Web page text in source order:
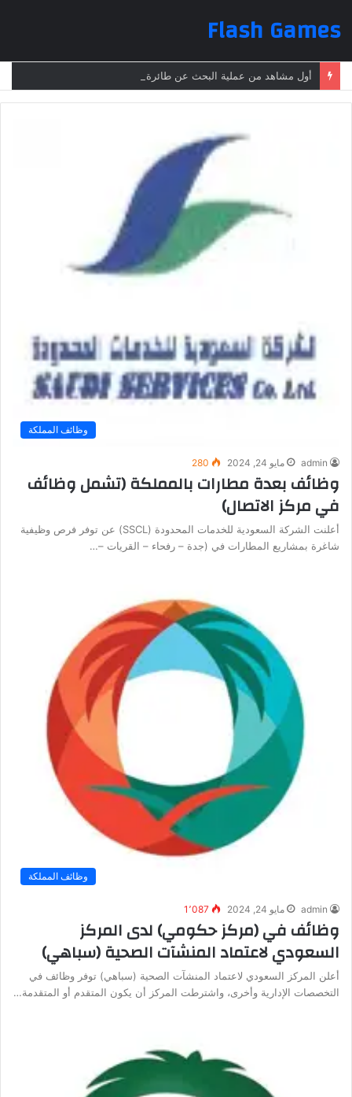
Flash Games
وظائف المملكة
admin مايو 24, 2024 280
وظائف بعدة مطارات بالمملكة (تشمل وظائف
في مركز الاتصال)
أعلنت الشركة السعودية للخدمات المحدودة (SSCL) عن توفر فرص وظيفية
شاغرة بمشاريع المطارات في (جدة – رفحاء – القريات –…
وظائف المملكة
admin مايو 24, 2024 1٬087
وظائف في (مركز حكومي) لدى المركز
السعودي لاعتماد المنشآت الصحية (سباهي)
أعلن المركز السعودي لاعتماد المنشآت الصحية (سباهي) توفر وظائف في
التخصصات الإدارية وأخرى، واشترطت المركز أن يكون المتقدم أو المتقدمة…